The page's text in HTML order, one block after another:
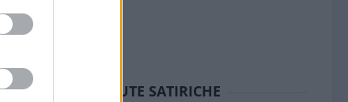
SEDUTE SATIRICHE